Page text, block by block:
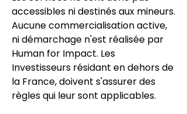
accessibles ni destinés aux mineurs.
Aucune commercialisation active,
ni démarchage n'est réalisée par
Human for Impact. Les
Investisseurs résidant en dehors de
la France, doivent s'assurer des
règles qui leur sont applicables.